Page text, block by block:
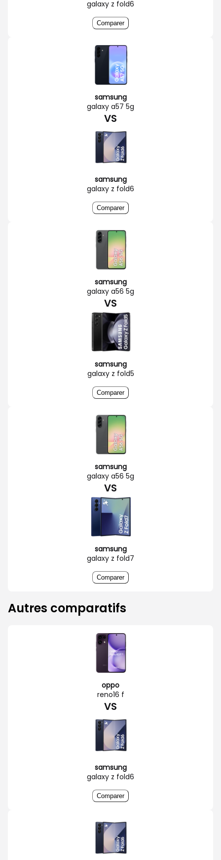
galaxy z fold6
Comparer
samsung
galaxy a57 5g
VS
samsung
galaxy z fold6
Comparer
samsung
galaxy a56 5g
VS
samsung
galaxy z fold5
Comparer
samsung
galaxy a56 5g
VS
samsung
galaxy z fold7
Comparer
Autres comparatifs
oppo
reno16 f
VS
samsung
galaxy z fold6
Comparer